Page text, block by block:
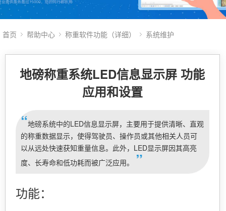
首页 帮助中心 称重软件功能（详细） 系统维护
地磅称重系统LED信息显示屏 功能
应用和设置
“地磅系统中的LED信息显示屏，主要用于提供清晰、直观
的称重数据显示，使得驾驶员、操作员或其他相关人员可
以从远处快速获知重量信息。此外，LED显示屏因其高亮
度、长寿命和低功耗而被广泛应用。 ”
功能：